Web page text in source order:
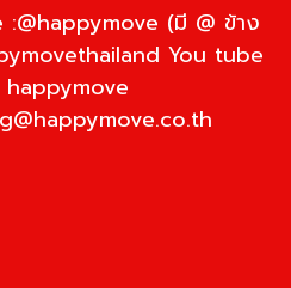
:@happymove (มี @ ข้าง
You tube
happymove